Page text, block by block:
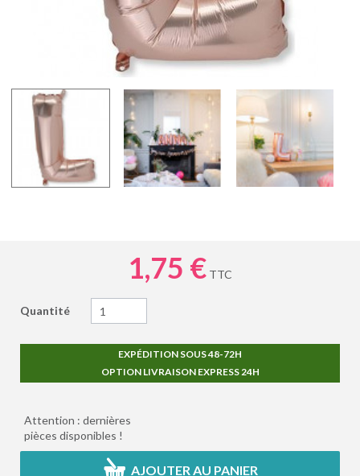
1,75 € TTC
Quantité
EXPÉDITION SOUS 48-72H
OPTION LIVRAISON EXPRESS 24H
Attention : dernières
pièces disponibles !
AJOUTER AU PANIER